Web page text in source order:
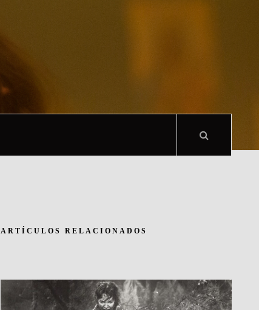
ARTÍCULOS RELACIONADOS